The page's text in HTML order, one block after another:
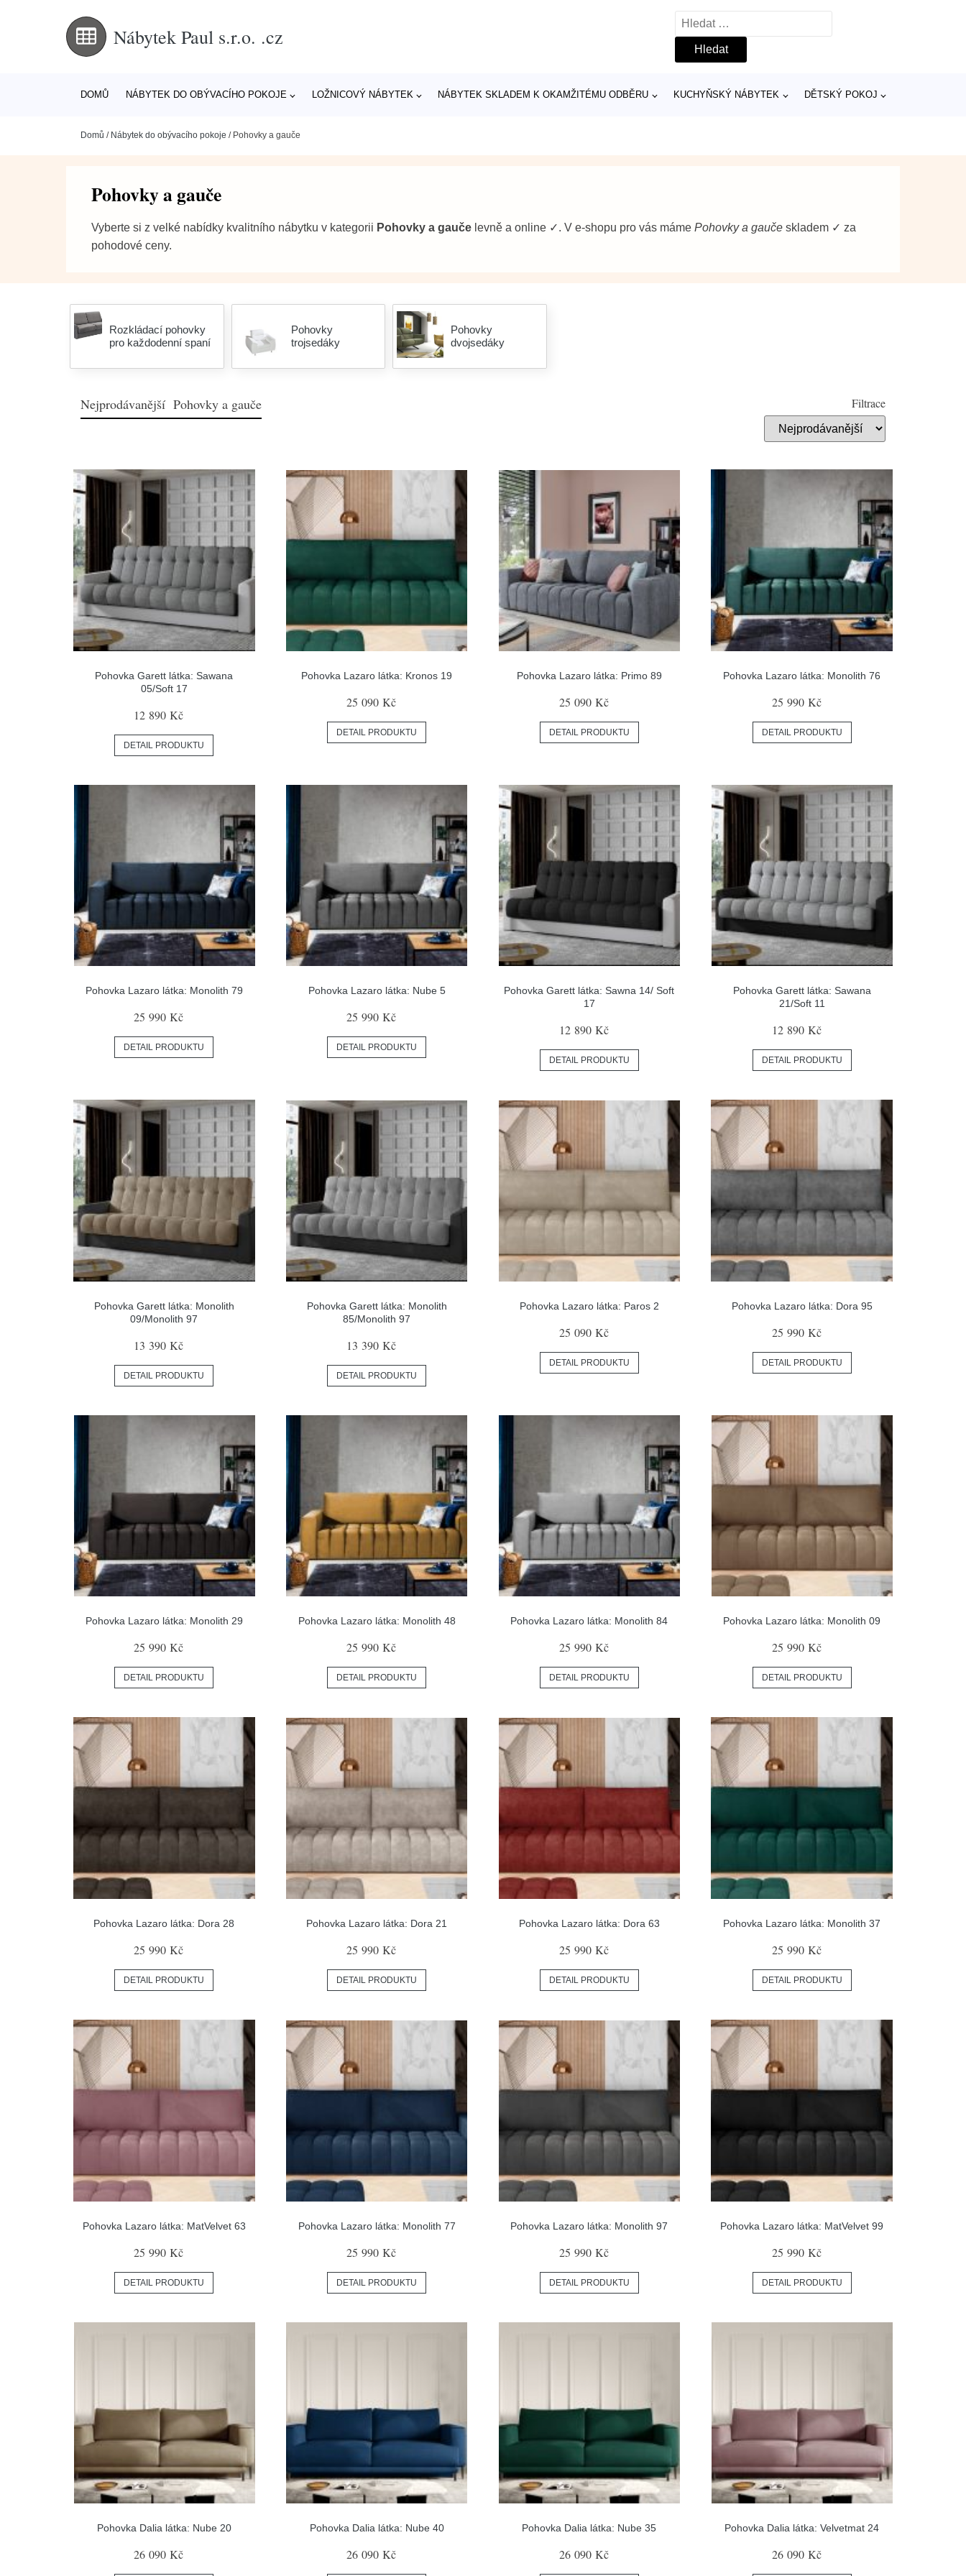
Nábytek Paul s.r.o. .cz
Vyhledávání
DOMŮ NÁBYTEK DO OBÝVACÍHO POKOJE LOŽNICOVÝ NÁBYTEK NÁBYTEK SKLADEM K OKAMŽITÉMU ODBĚRU KUCHYŇSKÝ NÁBYTEK DĚTSKÝ POKOJ
Domů / Nábytek do obývacího pokoje / Pohovky a gauče
Pohovky a gauče
Vyberte si z velké nabídky kvalitního nábytku v kategorii Pohovky a gauče levně a online ✓. V e-shopu pro vás máme Pohovky a gauče skladem ✓ za
pohodové ceny.
Rozkládací pohovky
pro každodenní spaní
Pohovky
trojsedáky
Pohovky
dvojsedáky
Nejprodávanější Pohovky a gauče Filtrace
Pohovka Garett látka: Sawana
05/Soft 17
12 890 Kč
DETAIL PRODUKTU
Pohovka Lazaro látka: Kronos 19
25 090 Kč
DETAIL PRODUKTU
Pohovka Lazaro látka: Primo 89
25 090 Kč
DETAIL PRODUKTU
Pohovka Lazaro látka: Monolith 76
25 990 Kč
DETAIL PRODUKTU
Pohovka Lazaro látka: Monolith 79
25 990 Kč
DETAIL PRODUKTU
Pohovka Lazaro látka: Nube 5
25 990 Kč
DETAIL PRODUKTU
Pohovka Garett látka: Sawna 14/ Soft
17
12 890 Kč
DETAIL PRODUKTU
Pohovka Garett látka: Sawana
21/Soft 11
12 890 Kč
DETAIL PRODUKTU
Pohovka Garett látka: Monolith
09/Monolith 97
13 390 Kč
DETAIL PRODUKTU
Pohovka Garett látka: Monolith
85/Monolith 97
13 390 Kč
DETAIL PRODUKTU
Pohovka Lazaro látka: Paros 2
25 090 Kč
DETAIL PRODUKTU
Pohovka Lazaro látka: Dora 95
25 990 Kč
DETAIL PRODUKTU
Pohovka Lazaro látka: Monolith 29
25 990 Kč
DETAIL PRODUKTU
Pohovka Lazaro látka: Monolith 48
25 990 Kč
DETAIL PRODUKTU
Pohovka Lazaro látka: Monolith 84
25 990 Kč
DETAIL PRODUKTU
Pohovka Lazaro látka: Monolith 09
25 990 Kč
DETAIL PRODUKTU
Pohovka Lazaro látka: Dora 28
25 990 Kč
DETAIL PRODUKTU
Pohovka Lazaro látka: Dora 21
25 990 Kč
DETAIL PRODUKTU
Pohovka Lazaro látka: Dora 63
25 990 Kč
DETAIL PRODUKTU
Pohovka Lazaro látka: Monolith 37
25 990 Kč
DETAIL PRODUKTU
Pohovka Lazaro látka: MatVelvet 63
25 990 Kč
DETAIL PRODUKTU
Pohovka Lazaro látka: Monolith 77
25 990 Kč
DETAIL PRODUKTU
Pohovka Lazaro látka: Monolith 97
25 990 Kč
DETAIL PRODUKTU
Pohovka Lazaro látka: MatVelvet 99
25 990 Kč
DETAIL PRODUKTU
Pohovka Dalia látka: Nube 20
26 090 Kč
Pohovka Dalia látka: Nube 40
26 090 Kč
Pohovka Dalia látka: Nube 35
26 090 Kč
Pohovka Dalia látka: Velvetmat 24
26 090 Kč